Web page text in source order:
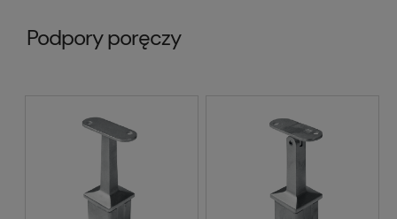
Podpory poręczy